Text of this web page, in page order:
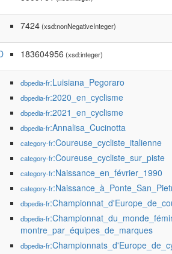
7424(xsd:nonNegativeInteger)
183604956 (xsd:integer)
dbpedia-fr:Luisiana_Pegoraro
dbpedia-fr:2020_en_cyclisme
dbpedia-fr:2021_en_cyclisme
dbpedia-fr:Annalisa_Cucinotta
category-fr:Coureuse_cycliste_italienne
category-fr:Coureuse_cycliste_sur_piste
category-fr:Naissance_en_février_1990
category-fr
dbpedia-fr
dbpedia-fr
montre_par_équipes_de_marques
dbpedia-fr